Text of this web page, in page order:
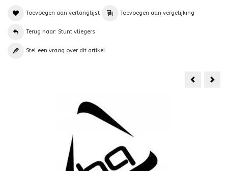
Toevoegen aan verlanglijst Toevoegen aan vergelijking
Terug naar: Stunt vliegers
Stel een vraag over dit artikel